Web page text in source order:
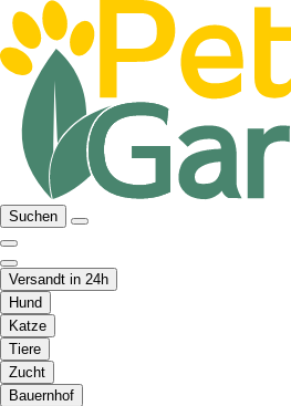
Suchen
Versandt in 24h
Hund
Katze
Tiere
Zucht
Bauernhof